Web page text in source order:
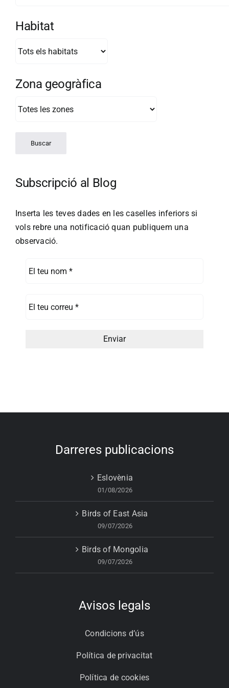
Habitat
Zona geogràfica
Subscripció al Blog
Inserta les teves dades en les caselles inferiors si
vols rebre una notificació quan publiquem una
observació.
Darreres publicacions
Eslovènia
01/08/2026
Birds of East Asia
09/07/2026
Birds of Mongolia
09/07/2026
Avisos legals
Condicions d’ús
Política de privacitat
Política de cookies